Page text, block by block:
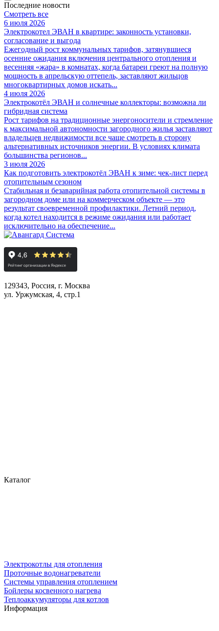
Последние новости
Смотреть все
6 июля 2026
Электрокотел ЭВАН в квартире: законность установки,
согласование и выгода
Ежегодный рост коммунальных тарифов, затянувшиеся
осенние ожидания включения центрального отопления и
весенняя «жара» в комнатах, когда батареи греют на полную
мощность в апрельскую оттепель, заставляют жильцов
многоквартирных домов искать...
4 июля 2026
Электрокотёл ЭВАН и солнечные коллекторы: возможна ли
гибридная система
Рост тарифов на традиционные энергоносители и стремление
к максимальной автономности загородного жилья заставляют
владельцев недвижимости все чаще смотреть в сторону
альтернативных источников энергии. В условиях климата
большинства регионов...
3 июля 2026
Как подготовить электрокотёл ЭВАН к зиме: чек-лист перед
отопительным сезоном
Стабильная и безаварийная работа отопительной системы в
загородном доме или на коммерческом объекте — это
результат своевременной профилактики. Летний период,
когда котел находится в режиме ожидания или работает
исключительно на обеспечение...
129343, Россия, г. Москва
ул. Уржумская, 4, стр.1
Каталог
Электрокотлы для отопления
Проточные водонагреватели
Системы управления отоплением
Бойлеры косвенного нагрева
Теплоаккумуляторы для котлов
Информация